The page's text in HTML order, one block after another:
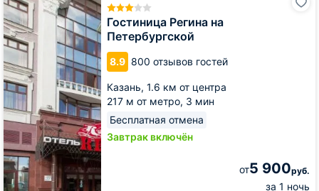
Гостиница Регина на
Петербургской
8.9 800 отзывов гостей
Казань, 1.6 км от центра
217 м от метро, 3 мин
Бесплатная отмена
Завтрак включён
от5 900руб.
за 1 ночь
Регина
на
Петербургской